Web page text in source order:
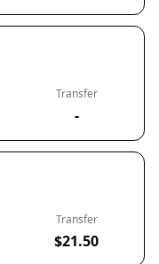
Transfer
-
Transfer
$21.50